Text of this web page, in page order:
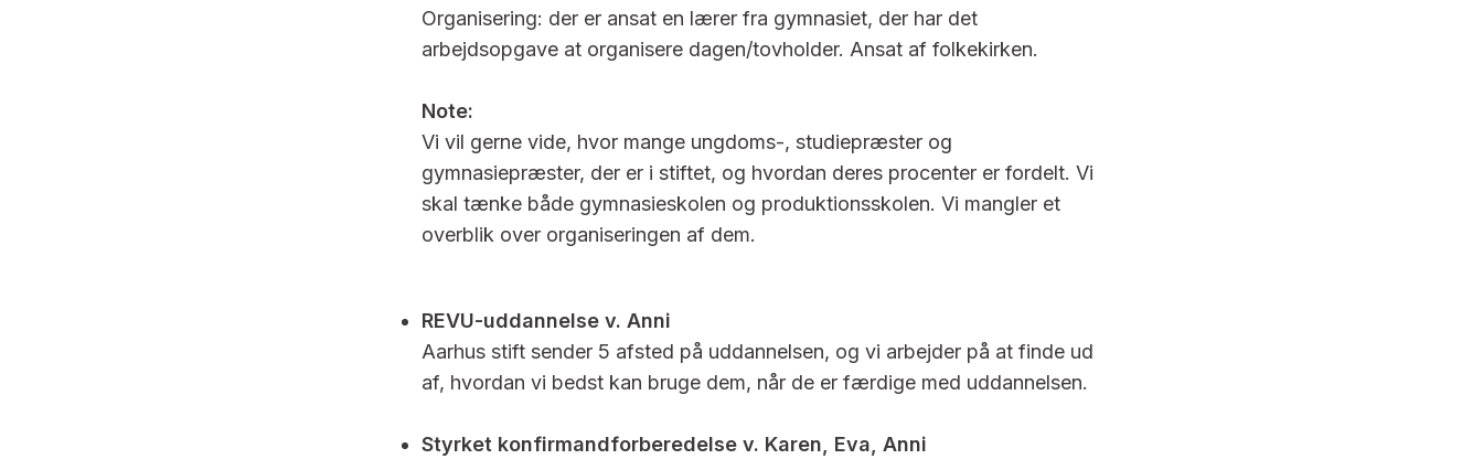
Organisering: der er ansat en lærer fra gymnasiet, der har det
arbejdsopgave at organisere dagen/tovholder. Ansat af folkekirken.
Note:
Vi vil gerne vide, hvor mange ungdoms-, studiepræster og
gymnasiepræster, der er i stiftet, og hvordan deres procenter er fordelt. Vi
skal tænke både gymnasieskolen og produktionsskolen. Vi mangler et
overblik over organiseringen af dem.
REVU-uddannelse v. Anni
Aarhus stift sender 5 afsted på uddannelsen, og vi arbejder på at finde ud
af, hvordan vi bedst kan bruge dem, når de er færdige med uddannelsen.
Styrket konfirmandforberedelse v. Karen, Eva, Anni